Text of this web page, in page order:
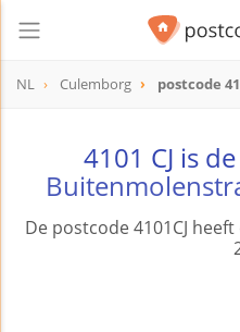
NL Culemborg postcode
4101 CJ is
De postcode 4101CJ